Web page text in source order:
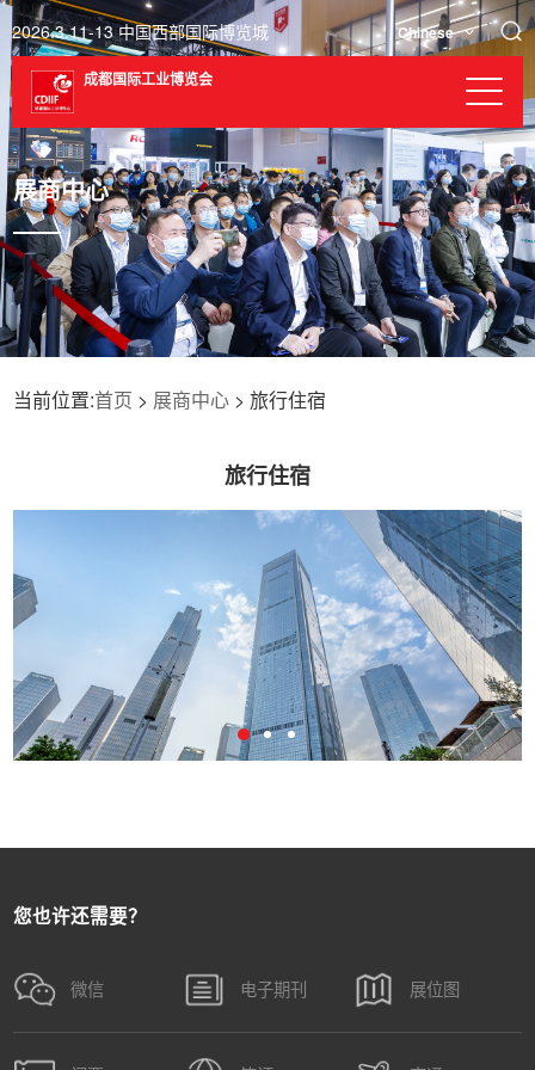
2026.3.11-13 中国西部国际博览城 Chinese
成都国际工业博览会
展商中心
当前位置:首页 > 展商中心 > 旅行住宿
旅行住宿
您也许还需要？
微信 电子期刊 展位图